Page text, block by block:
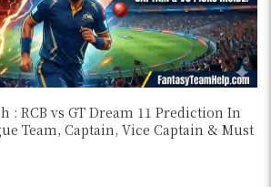
: RCB vs GT Dream 11 Prediction In
Team, Captain, Vice Captain & Must